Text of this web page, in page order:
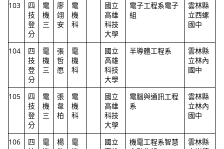
103
四
技
登
分
電
機
三
廖
翊
安
電
機
科
國立
高雄
科技
大學
電子工程系電子
組
雲林縣
立西螺
國中
104
四
技
登
分
電
機
三
張
哲
愿
電
機
科
國立
高雄
科技
大學
半導體工程系
雲林縣
立林內
國中
105
四
技
登
分
電
機
三
張
韋
柏
電
機
科
國立
高雄
科技
大學
電腦與通訊工程
系
雲林縣
立林內
國中
106
四
電
楊
電
國立
機電工程系智慧
雲林縣